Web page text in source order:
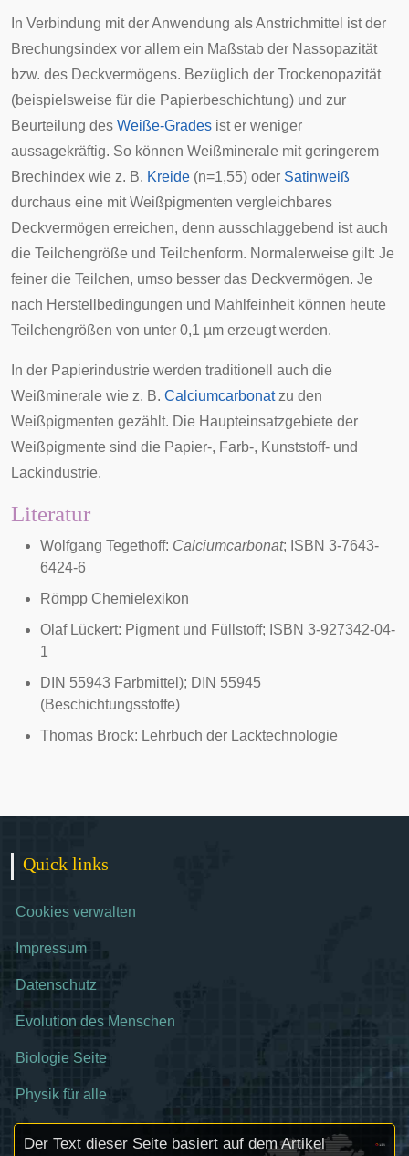
In Verbindung mit der Anwendung als Anstrichmittel ist der
Brechungsindex vor allem ein Maßstab der Nassopazität
bzw. des Deckvermögens. Bezüglich der Trockenopazität
(beispielsweise für die Papierbeschichtung) und zur
Beurteilung des Weiße-Grades ist er weniger
aussagekräftig. So können Weißminerale mit geringerem
Brechindex wie z. B. Kreide (n=1,55) oder Satinweiß
durchaus eine mit Weißpigmenten vergleichbares
Deckvermögen erreichen, denn ausschlaggebend ist auch
die Teilchengröße und Teilchenform. Normalerweise gilt: Je
feiner die Teilchen, umso besser das Deckvermögen. Je
nach Herstellbedingungen und Mahlfeinheit können heute
Teilchengrößen von unter 0,1 µm erzeugt werden.
In der Papierindustrie werden traditionell auch die
Weißminerale wie z. B. Calciumcarbonatzu den
Weißpigmenten gezählt. Die Haupteinsatzgebiete der
Weißpigmente sind die Papier-, Farb-, Kunststoff- und
Lackindustrie.
Literatur
Wolfgang Tegethoff: Calciumcarbonat; ISBN 3-7643-
6424-6
Römpp Chemielexikon
Olaf Lückert: Pigment und Füllstoff; ISBN 3-927342-04-
1
DIN 55943 Farbmittel); DIN 55945
(Beschichtungsstoffe)
Thomas Brock: Lehrbuch der Lacktechnologie
Quick links
Cookies verwalten
Impressum
Datenschutz
Evolution des Menschen
Biologie Seite
Physik für alle
Der Text dieser Seite basiert auf dem Artikel